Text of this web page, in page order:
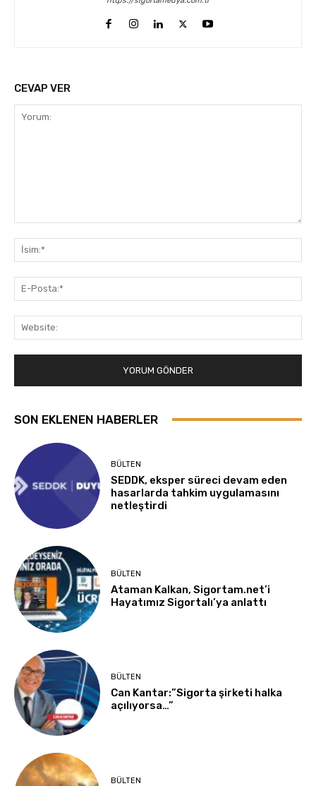
CEVAP VER
SON EKLENEN HABERLER
BÜLTEN
SEDDK, eksper süreci devam eden
hasarlarda tahkim uygulamasını
netleştirdi
BÜLTEN
Ataman Kalkan, Sigortam.net’i
Hayatımız Sigortalı’ya anlattı
BÜLTEN
Can Kantar:”Sigorta şirketi halka
açılıyorsa…”
BÜLTEN